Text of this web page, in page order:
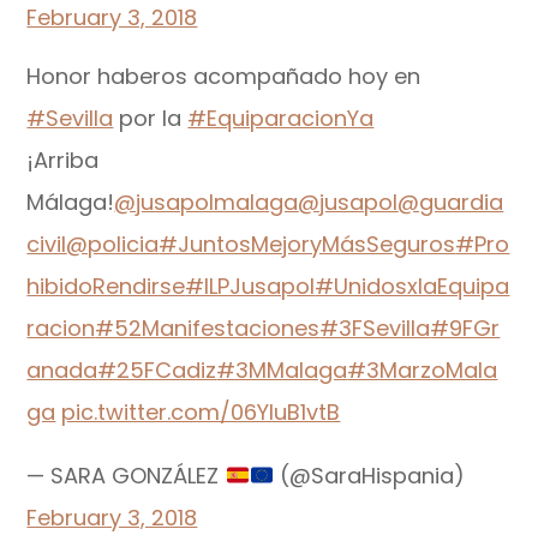
February 3, 2018
Honor haberos acompañado hoy en
#Sevilla por la #EquiparacionYa
¡Arriba
Málaga!@jusapolmalaga@jusapol@guardia
civil@policia#JuntosMejoryMásSeguros#Pro
hibidoRendirse#ILPJusapol#UnidosxlaEquipa
racion#52Manifestaciones#3FSevilla#9FGr
anada#25FCadiz#3MMalaga#3MarzoMala
ga pic.twitter.com/06YIuB1vtB
— SARA GONZÁLEZ
(@SaraHispania)
February 3, 2018